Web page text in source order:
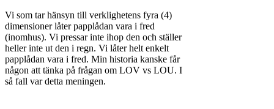
Vi som tar hänsyn till verklighetens fyra (4)
dimensioner låter papplådan vara i fred
(inomhus). Vi pressar inte ihop den och ställer
heller inte ut den i regn. Vi låter helt enkelt
papplådan vara i fred. Min historia kanske får
någon att tänka på frågan om LOV vs LOU. I
så fall var detta meningen.